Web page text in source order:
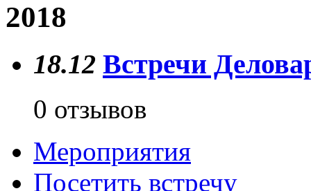
2018
18.12 Встречи
0 отзывов
Мероприятия
Посетить встречу